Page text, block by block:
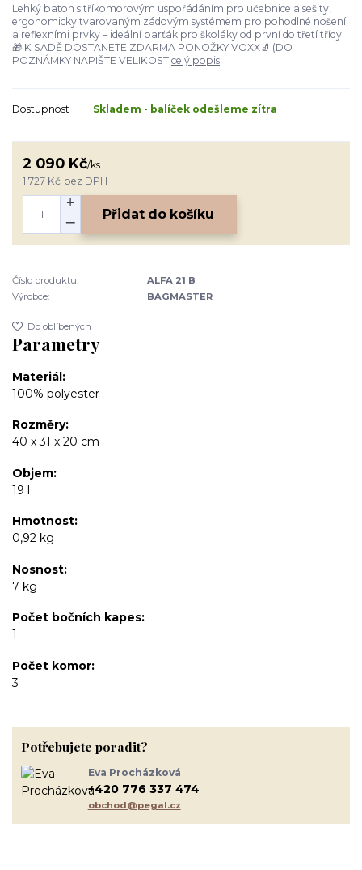
Lehký batoh s tříkomorovým uspořádáním pro učebnice a sešity,
ergonomicky tvarovaným zádovým systémem pro pohodlné nošení
a reflexními prvky – ideální parťák pro školáky od první do třetí třídy.
🎁 K SADĚ DOSTANETE ZDARMA PONOŽKY VOXX🧦 (DO
POZNÁMKY NAPIŠTE VELIKOST celý popis
Dostupnost Skladem - balíček odešleme zítra
2 090 Kč/ks
1 727 Kč bez DPH
Přidat do košíku
Číslo produktu:
ALFA 21 B
Výrobce:
BAGMASTER
Do oblíbených
Parametry
Materiál
100% polyester
Rozměry
40 x 31 x 20 cm
Objem
19 l
Hmotnost
0,92 kg
Nosnost
7 kg
Počet bočních kapes
1
Počet komor
3
Potřebujete poradit?
Eva Procházková
+420 776 337 474
obchod@pegal.cz